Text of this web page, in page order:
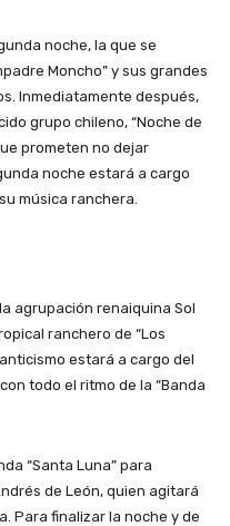
noche, la que se
Moncho” y sus grandes
Inmediatamente después,
grupo chileno, “Noche de
prometen no dejar
noche estará a cargo
música ranchera.
agrupación renaiquina Sol
ranchero de “Los
estará a cargo del
todo el ritmo de la “Banda
“Santa Luna” para
de León, quien agitará
Para finalizar la noche y de